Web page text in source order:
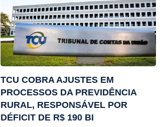
TCU COBRA AJUSTES EM
PROCESSOS DA PREVIDÊNCIA
RURAL, RESPONSÁVEL POR
DÉFICIT DE R$ 190 BI